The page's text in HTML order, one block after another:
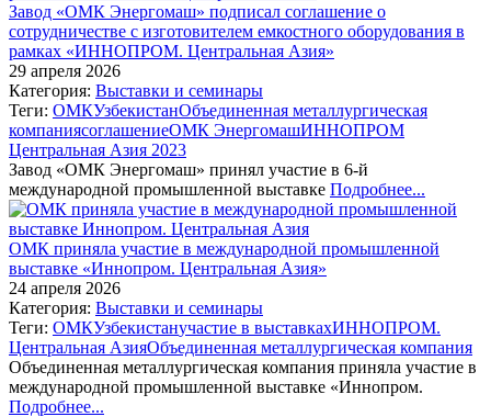
Завод «ОМК Энергомаш» подписал соглашение о
сотрудничестве с изготовителем емкостного оборудования в
рамках «ИННОПРОМ. Центральная Азия»
29 апреля 2026
Категория: Выставки и семинары
Теги: ОМКУзбекистанОбъединенная металлургическая
компаниясоглашениеОМК ЭнергомашИННОПРОМ
Центральная Азия 2023
Завод «ОМК Энергомаш» принял участие в 6-й
международной промышленной выставке Подробнее...
ОМК приняла участие в международной промышленной
выставке «Иннопром. Центральная Азия»
24 апреля 2026
Категория: Выставки и семинары
Теги: ОМКУзбекистанучастие в выставкахИННОПРОМ.
Центральная АзияОбъединенная металлургическая компания
Объединенная металлургическая компания приняла участие в
международной промышленной выставке «Иннопром.
Подробнее...